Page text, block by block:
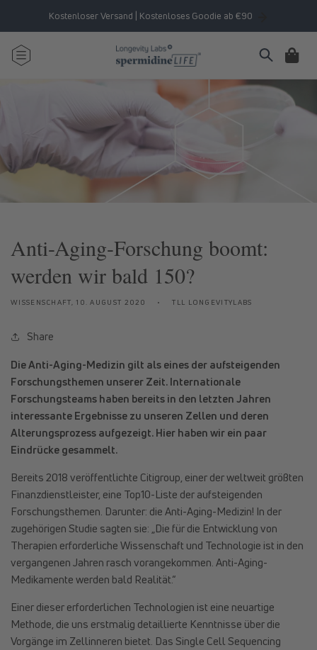
Inhalt
Kostenloser Versand | Kostenloses Goodie ab €90
Warenkorb
Anti-Aging-Forschung boomt:
werden wir bald 150?
WISSENSCHAFT, 10. AUGUST 2020 TLL LONGEVITYLABS
Share
Die Anti-Aging-Medizin gilt als eines der aufsteigenden
Forschungsthemen unserer Zeit. Internationale
Forschungsteams haben bereits in den letzten Jahren
interessante Ergebnisse zu unseren Zellen und deren
Alterungsprozess aufgezeigt. Hier haben wir ein paar
Eindrücke gesammelt.
Bereits 2018 veröffentlichte Citigroup, einer der weltweit größten
Finanzdienstleister, eine Top10-Liste der aufsteigenden
Forschungsthemen. Darunter: die Anti-Aging-Medizin! In der
zugehörigen Studie sagten sie: „Die für die Entwicklung von
Therapien erforderliche Wissenschaft und Technologie ist in den
vergangenen Jahren rasch vorangekommen. Anti-Aging-
Medikamente werden bald Realität.“
Einer dieser erforderlichen Technologien ist eine neuartige
Methode, die uns erstmalig detaillierte Kenntnisse über die
Vorgänge im Zellinneren bietet. Das Single Cell Sequencing